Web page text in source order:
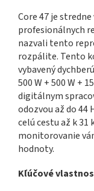
Core 47 je
profesionálnych
nazvali tento
rozpálite. Tento
vybavený
500 W + 500 W +
digitálnym
odozvou až do 44
celú cestu až k 31
monitorovanie
hodnoty.
Kľúčové